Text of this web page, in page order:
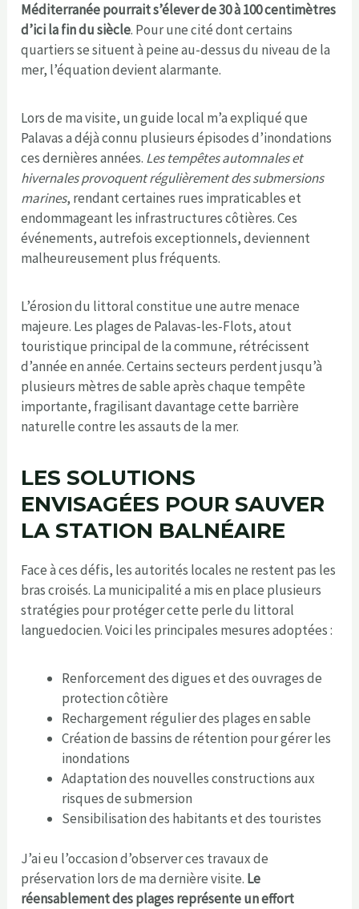
Méditerranée pourrait s’élever de 30 à 100 centimètres
d’ici la fin du siècle. Pour une cité dont certains
quartiers se situent à peine au-dessus du niveau de la
mer, l’équation devient alarmante.
Lors de ma visite, un guide local m’a expliqué que
Palavas a déjà connu plusieurs épisodes d’inondations
ces dernières années. Les tempêtes automnales et
hivernales provoquent régulièrement des submersions
marines, rendant certaines rues impraticables et
endommageant les infrastructures côtières. Ces
événements, autrefois exceptionnels, deviennent
malheureusement plus fréquents.
L’érosion du littoral constitue une autre menace
majeure. Les plages de Palavas-les-Flots, atout
touristique principal de la commune, rétrécissent
d’année en année. Certains secteurs perdent jusqu’à
plusieurs mètres de sable après chaque tempête
importante, fragilisant davantage cette barrière
naturelle contre les assauts de la mer.
LES SOLUTIONS
ENVISAGÉES POUR SAUVER
LA STATION BALNÉAIRE
Face à ces défis, les autorités locales ne restent pas les
bras croisés. La municipalité a mis en place plusieurs
stratégies pour protéger cette perle du littoral
languedocien. Voici les principales mesures adoptées :
Renforcement des digues et des ouvrages de
protection côtière
Rechargement régulier des plages en sable
Création de bassins de rétention pour gérer les
inondations
Adaptation des nouvelles constructions aux
risques de submersion
Sensibilisation des habitants et des touristes
J’ai eu l’occasion d’observer ces travaux de
préservation lors de ma dernière visite. Le
réensablement des plages représente un effort